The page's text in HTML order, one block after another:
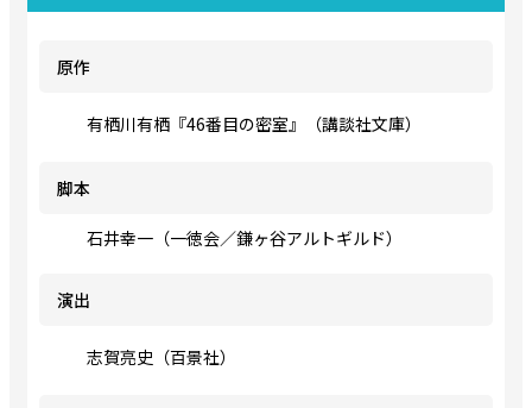
原作
有栖川有栖『46番目の密室』（講談社文庫）
脚本
石井幸一（一徳会／鎌ヶ谷アルトギルド）
演出
志賀亮史（百景社）